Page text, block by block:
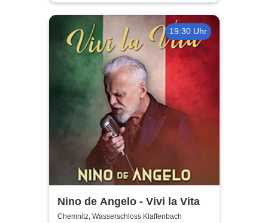
19:30 Uhr
Nino de Angelo - Vivi la Vita
Chemnitz, Wasserschloss Klaffenbach